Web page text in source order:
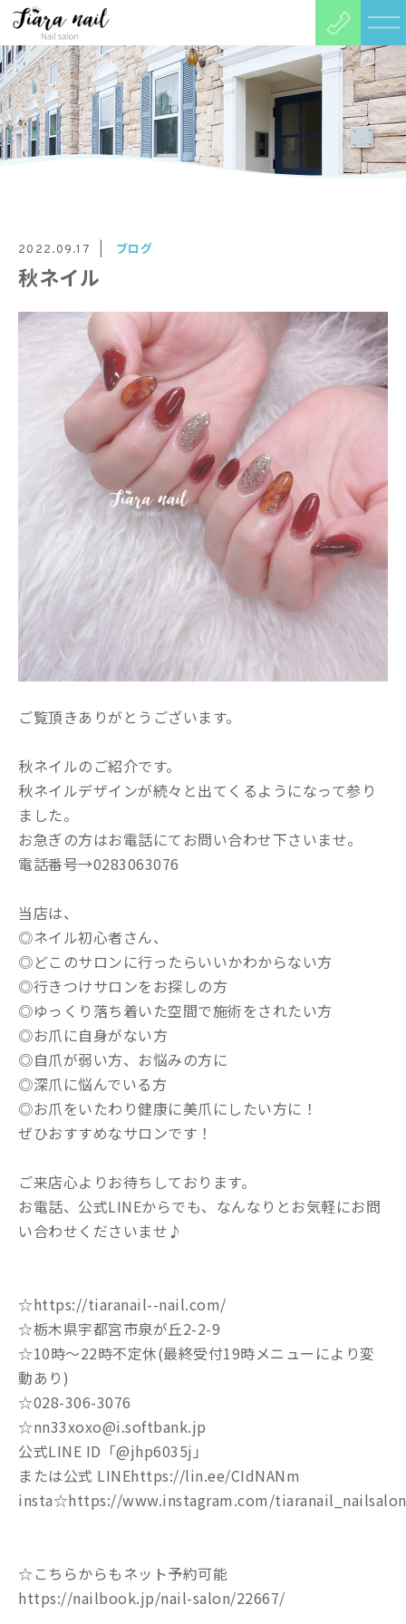
2022.09.17 ブログ
秋ネイル
ご覧頂きありがとうございます。
秋ネイルのご紹介です。
秋ネイルデザインが続々と出てくるようになって参り
ました。
お急ぎの方はお電話にてお問い合わせ下さいませ。
電話番号→0283063076
当店は、
◎ネイル初心者さん、
◎どこのサロンに行ったらいいかわからない方
◎行きつけサロンをお探しの方
◎ゆっくり落ち着いた空間で施術をされたい方
◎お爪に自身がない方
◎自爪が弱い方、お悩みの方に
◎深爪に悩んでいる方
◎お爪をいたわり健康に美爪にしたい方に！
ぜひおすすめなサロンです！
ご来店心よりお待ちしております。
お電話、公式LINEからでも、なんなりとお気軽にお問
い合わせくださいませ♪
☆https://tiaranail--nail.com/
☆栃木県宇都宮市泉が丘2-2-9
☆10時〜22時不定休(最終受付19時メニューにより変
動あり)
☆028-306-3076
☆nn33xoxo@i.softbank.jp
公式LINE ID「@jhp6035j」
または公式 LINEhttps://lin.ee/CIdNANm
insta☆https://www.instagram.com/
☆こちらからもネット予約可能
https://nailbook.jp/nail-salon/22667/